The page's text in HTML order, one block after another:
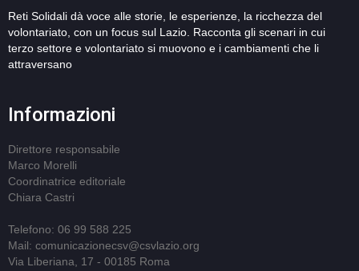
Reti Solidali dà voce alle storie, le esperienze, la ricchezza del
volontariato, con un focus sul Lazio. Racconta gli scenari in cui
terzo settore e volontariato si muovono e i cambiamenti che li
attraversano
Informazioni
Direttore responsabile
Marco Morelli
Coordinatrice editoriale
Chiara Castri
Telefono: 06 99 588 225
Mail: comunicazionecsv@csvlazio.org
Via Liberiana, 17 - 00185 Roma